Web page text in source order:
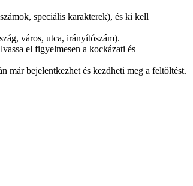
speciális karakterek), és ki kell
város, utca, irányítószám).
el figyelmesen a kockázati és
már bejelentkezhet és kezdheti meg a feltöltést.